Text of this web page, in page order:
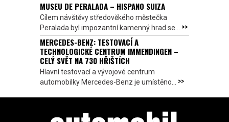
MUSEU DE PERALADA – HISPANO SUIZA
Cílem návštěvy středověkého městečka
Peralada byl impozantní kamenný hrad se... >>
MERCEDES-BENZ: TESTOVACÍ A
TECHNOLOGICKÉ CENTRUM IMMENDINGEN –
CELÝ SVĚT NA 730 HŘIŠTÍCH
Hlavní testovací a vývojové centrum
automobilky Mercedes-Benz je umístěno... >>